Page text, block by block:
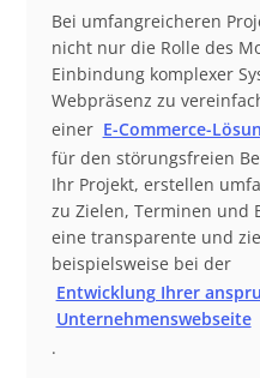
Bei umfangreicheren
nicht nur die Rolle des
Einbindung komplexer
Webpräsenz zu
einer E-Commerce-
für den störungsfreien
Ihr Projekt, erstellen
zu Zielen, Terminen und
eine transparente und
beispielsweise bei der
Entwicklung Ihrer
Unternehmenswebseite
.